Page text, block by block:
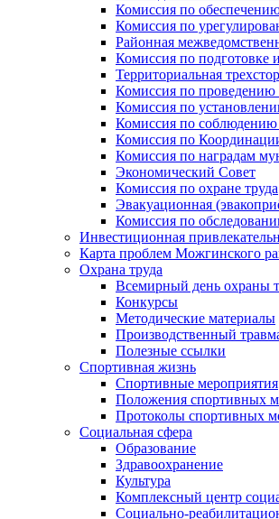
Комиссия по
Комиссия по
Районная
Комиссия по подготовке
Территориальная
Комиссия по проведению
Комиссия по
Комиссия по
Комиссия по
Комиссия по наградам
Экономический Совет
Комиссия по охране труда
Эвакуационная
Комиссия по
Инвестиционная
Карта проблем Можгинского
Охрана труда
Всемирный день охраны
Конкурсы
Методические материалы
Производственный
Полезные ссылки
Спортивная жизнь
Спортивные мероприятия
Положения спортивных
Протоколы спортивных
Социальная сфера
Образование
Здравоохранение
Культура
Комплексный центр
Социально-